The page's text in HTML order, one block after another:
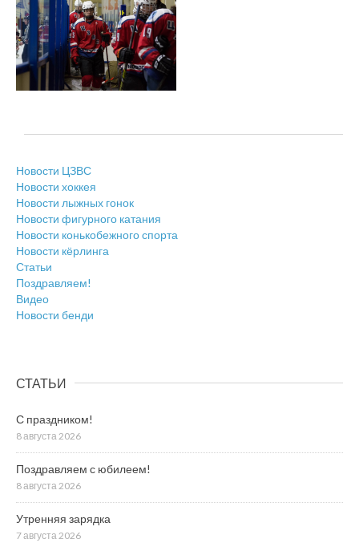
Новости ЦЗВС
Новости хоккея
Новости лыжных гонок
Новости фигурного катания
Новости конькобежного спорта
Новости кёрлинга
Статьи
Поздравляем!
Видео
Новости бенди
СТАТЬИ
С праздником!
8 августа 2026
Поздравляем с юбилеем!
8 августа 2026
Утренняя зарядка
7 августа 2026